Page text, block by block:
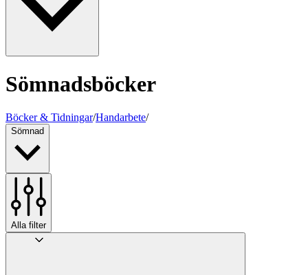
Sömnadsböcker
Böcker & Tidningar/Handarbete/
Sömnad
Alla filter